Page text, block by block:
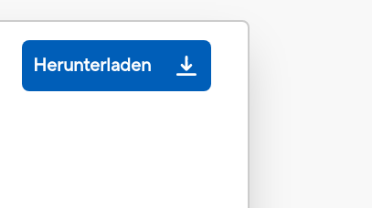
Herunterladen